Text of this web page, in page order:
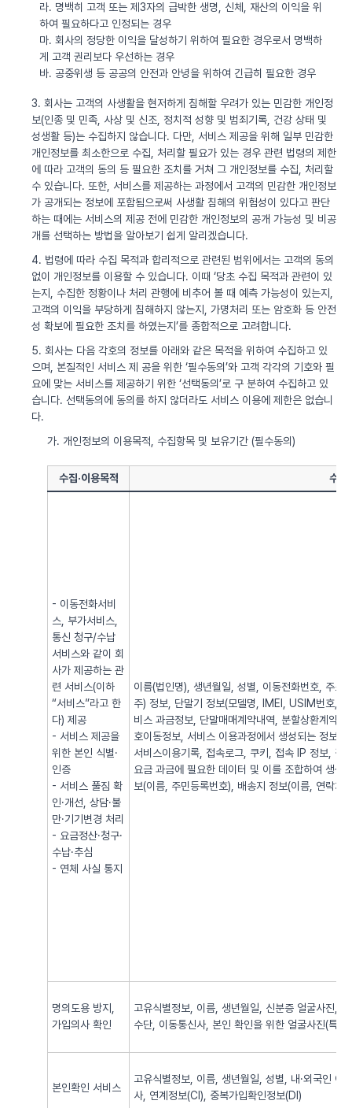
라. 명백히 고객 또는 제3자의 급박한 생명, 신체, 재산의 이익을 위
하여 필요하다고 인정되는 경우
마. 회사의 정당한 이익을 달성하기 위하여 필요한 경우로서 명백하
게 고객 권리보다 우선하는 경우
바. 공중위생 등 공공의 안전과 안녕을 위하여 긴급히 필요한 경우
3. 회사는 고객의 사생활을 현저하게 침해할 우려가 있는 민감한 개인정
보(인종 및 민족, 사상 및 신조, 정치적 성향 및 범죄기록, 건강 상태 및
성생활 등)는 수집하지 않습니다. 다만, 서비스 제공을 위해 일부 민감한
개인정보를 최소한으로 수집, 처리할 필요가 있는 경우 관련 법령의 제한
에 따라 고객의 동의 등 필요한 조치를 거쳐 그 개인정보를 수집, 처리할
수 있습니다. 또한, 서비스를 제공하는 과정에서 고객의 민감한 개인정보
가 공개되는 정보에 포함됨으로써 사생활 침해의 위험성이 있다고 판단
하는 때에는 서비스의 제공 전에 민감한 개인정보의 공개 가능성 및 비공
개를 선택하는 방법을 알아보기 쉽게 알리겠습니다.
4. 법령에 따라 수집 목적과 합리적으로 관련된 범위에서는 고객의 동의
없이 개인정보를 이용할 수 있습니다. 이때 ‘당초 수집 목적과 관련이 있
는지, 수집한 정황이나 처리 관행에 비추어 볼 때 예측 가능성이 있는지,
고객의 이익을 부당하게 침해하지 않는지, 가명처리 또는 암호화 등 안전
성 확보에 필요한 조치를 하였는지’를 종합적으로 고려합니다.
5. 회사는 다음 각호의 정보를 아래와 같은 목적을 위하여 수집하고 있
으며, 본질적인 서비스 제 공을 위한 ‘필수동의’와 고객 각각의 기호와 필
요에 맞는 서비스를 제공하기 위한 ‘선택동의’로 구 분하여 수집하고 있
습니다. 선택동의에 동의를 하지 않더라도 서비스 이용에 제한은 없습니
다.
가. 개인정보의 이용목적, 수집항목 및 보유기간 (필수동의)
수집·이용목적 수집
- 이동전화서비
스, 부가서비스,
통신 청구/수납
서비스와 같이 회
사가 제공하는 관
련 서비스(이하
“서비스”라고 한
다) 제공
- 서비스 제공을
위한 본인 식별·
인증
- 서비스 풀짐 확
인·개선, 상담·불
만·기기변경 처리
- 요금정산·청구·
수납·추심
- 연체 사실 통지
이름(법인명), 생년월일, 성별, 이동전화번호, 주
주) 정보, 단말기 정보(모델명, IMEI, USIM번호,
비스 과금정보, 단말매매계약내역, 분할상환계약
호이동정보, 서비스 이용과정에서 생성되는 정보(
서비스이용기록, 접속로그, 쿠키, 접속 IP 정보, 결
요금 과금에 필요한 데이터 및 이를 조합하여 생
보(이름, 주민등록번호), 배송지 정보(이름, 연락처,
명의도용 방지,
가입의사 확인
고유식별정보, 이름, 생년월일, 신분증 얼굴사진,
수단, 이동통신사, 본인 확인을 위한 얼굴사진(특징
본인확인 서비스
고유식별정보, 이름, 생년월일, 성별, 내·외국인
사, 연계정보(CI), 중복가입확인정보(DI)